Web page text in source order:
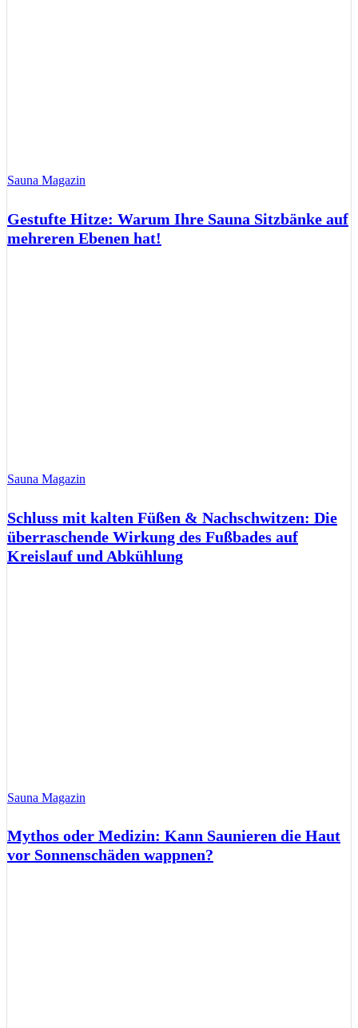
Sauna Magazin
Gestufte Hitze: Warum Ihre Sauna Sitzbänke auf
mehreren Ebenen hat!
Sauna Magazin
Schluss mit kalten Füßen & Nachschwitzen: Die
überraschende Wirkung des Fußbades auf
Kreislauf und Abkühlung
Sauna Magazin
Mythos oder Medizin: Kann Saunieren die Haut
vor Sonnenschäden wappnen?